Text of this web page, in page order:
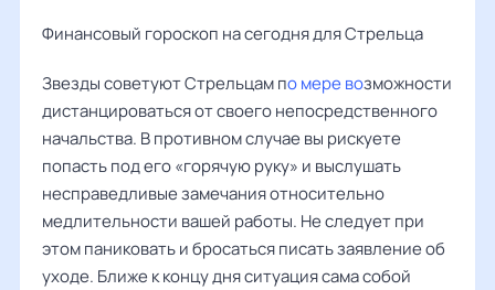
Финансовый гороскоп на сегодня для Стрельца
Звезды советуют Стрельцам по мере возможности
дистанцироваться от своего непосредственного
начальства. В противном случае вы рискуете
попасть под его «горячую руку» и выслушать
несправедливые замечания относительно
медлительности вашей работы. Не следует при
этом паниковать и бросаться писать заявление об
уходе. Ближе к концу дня ситуация сама собой